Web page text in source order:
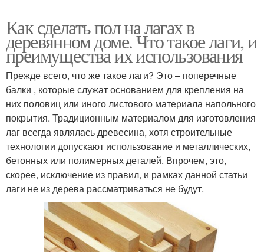
Как сделать пол на лагах в
деревянном доме. Что такое лаги, и
преимущества их использования
Прежде всего, что же такое лаги? Это – поперечные
балки , которые служат основанием для крепления на
них половиц или иного листового материала напольного
покрытия. Традиционным материалом для изготовления
лаг всегда являлась древесина, хотя строительные
технологии допускают использование и металлических,
бетонных или полимерных деталей. Впрочем, это,
скорее, исключение из правил, и рамках данной статьи
лаги не из дерева рассматриваться не будут.